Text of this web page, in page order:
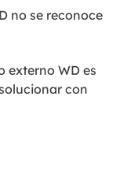
no se reconoce
externo WD es
con